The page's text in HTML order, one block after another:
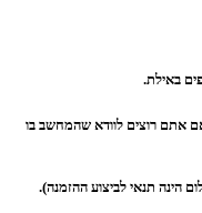
באילת.
אתם רוצים לוודא שהמחשב בו
תנאי לביצוע ההזמנה).